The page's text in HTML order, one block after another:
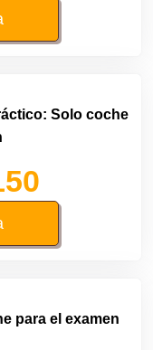
Solo coche
para el examen